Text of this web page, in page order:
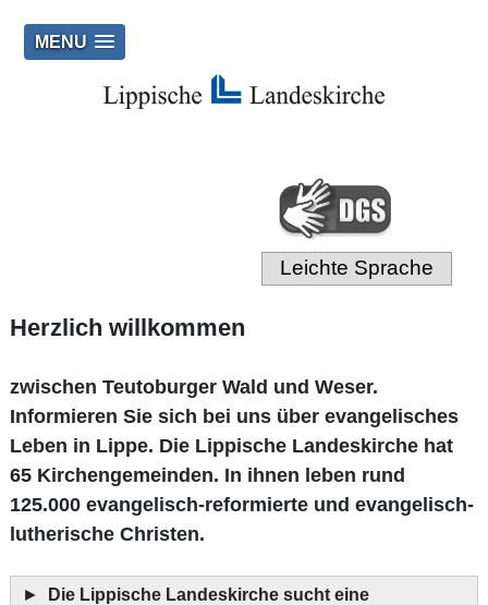
MENU
Leichte Sprache
Herzlich willkommen
zwischen Teutoburger Wald und Weser.
Informieren Sie sich bei uns über evangelisches
Leben in Lippe. Die Lippische Landeskirche hat
65 Kirchengemeinden. In ihnen leben rund
125.000 evangelisch-reformierte und evangelisch-
lutherische Christen.
►
Die Lippische Landeskirche sucht eine